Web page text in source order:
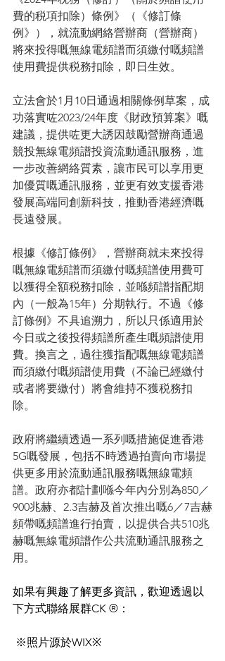
費的税項扣除）條例》（《修訂條
例》），就流動網絡營辦商（營辦商）
將來投得嘅無線電頻譜而須繳付嘅頻譜
使用費提供税務扣除，即日生效。
立法會於1月10日通過相關條例草案，成
功落實咗2023/24年度《財政預算案》嘅
建議，提供咗更大誘因鼓勵營辦商通過
競投無線電頻譜投資流動通訊服務，進
一步改善網絡質素，讓市民可以享用更
加優質嘅通訊服務，並更有效支援香港
發展高端同創新科技，推動香港經濟嘅
長遠發展。
根據《修訂條例》，營辦商就未來投得
嘅無線電頻譜而須繳付嘅頻譜使用費可
以獲得全額税務扣除，並喺頻譜指配期
內（一般為15年）分期執行。不過《修
訂條例》不具追溯力，所以只係適用於
今日或之後投得頻譜所產生嘅頻譜使用
費。換言之，過往獲指配嘅無線電頻譜
而須繳付嘅頻譜使用費（不論已經繳付
或者將要繳付）將會維持不獲税務扣
除。
政府將繼續透過一系列嘅措施促進香港
5G嘅發展，包括不時透過拍賣向市場提
供更多用於流動通訊服務嘅無線電頻
譜。政府亦都計劃喺今年內分別為850／
900兆赫、2.3吉赫及首次推出嘅6／7吉赫
頻帶嘅頻譜進行拍賣，以提供合共510兆
赫嘅無線電頻譜作公共流動通訊服務之
用。
如果有興趣了解更多資訊，歡迎透過以
下方式聯絡展群CK ®：
※照片源於WIX※